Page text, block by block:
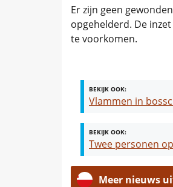
Er zijn geen
opgehelderd. De
te voorkomen.
BEKIJK OOK:
Vlammen in
BEKIJK OOK:
Twee personen
Meer nieuws